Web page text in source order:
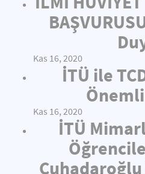
Kas 16, 2020
İTÜ ile
Kas 16, 2020
İTÜ